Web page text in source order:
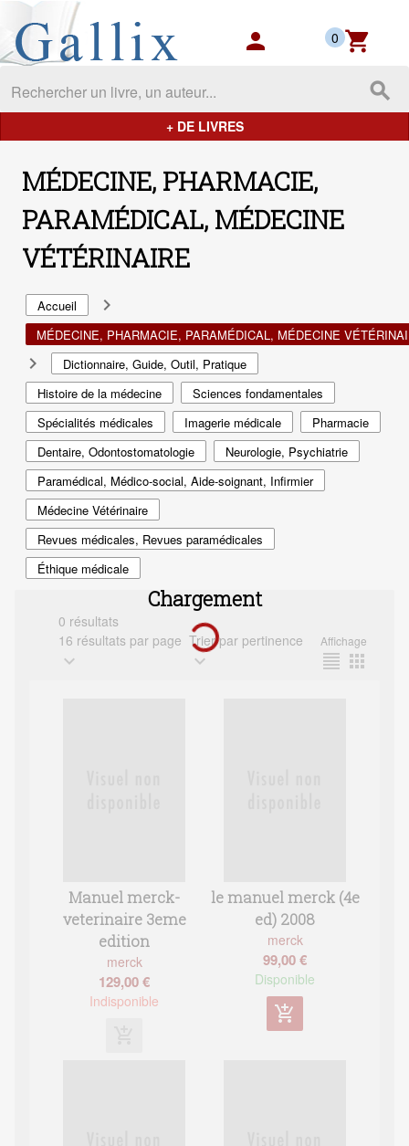
Gallix - les mondes du livres
person shopping_cart
0
search
+ DE LIVRES
MÉDECINE, PHARMACIE,
PARAMÉDICAL, MÉDECINE
VÉTÉRINAIRE
Accueil navigate_next
MÉDECINE, PHARMACIE, PARAMÉDICAL, MÉDECINE
navigate_next
Dictionnaire, Guide, Outil, Pratique
Histoire de la médecine
Sciences fondamentales
Spécialités médicales
Imagerie médicale
Pharmacie
Dentaire, Odontostomatologie
Neurologie, Psychiatrie
Paramédical, Médico-social, Aide-soignant, Infirmier
Médecine Vétérinaire
Revues médicales, Revues paramédicales
Éthique médicale
Chargement
0 résultats
16 résultats par page
expand_more
Trier par pertinence
expand_more
Affichage
format_align_justify apps
Manuel merck-
veterinaire 3eme
edition
merck
129,00 €
Indisponible
le manuel merck (4e
ed) 2008
merck
99,00 €
Disponible
add_shopping_cart